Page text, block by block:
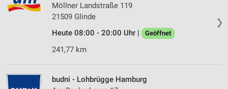
❯
Möllner Landstraße 119
21509 Glinde
Heute 08:00 - 20:00 Uhr |
Geöffnet
241,77 km
budni - Lohbrügge Hamburg